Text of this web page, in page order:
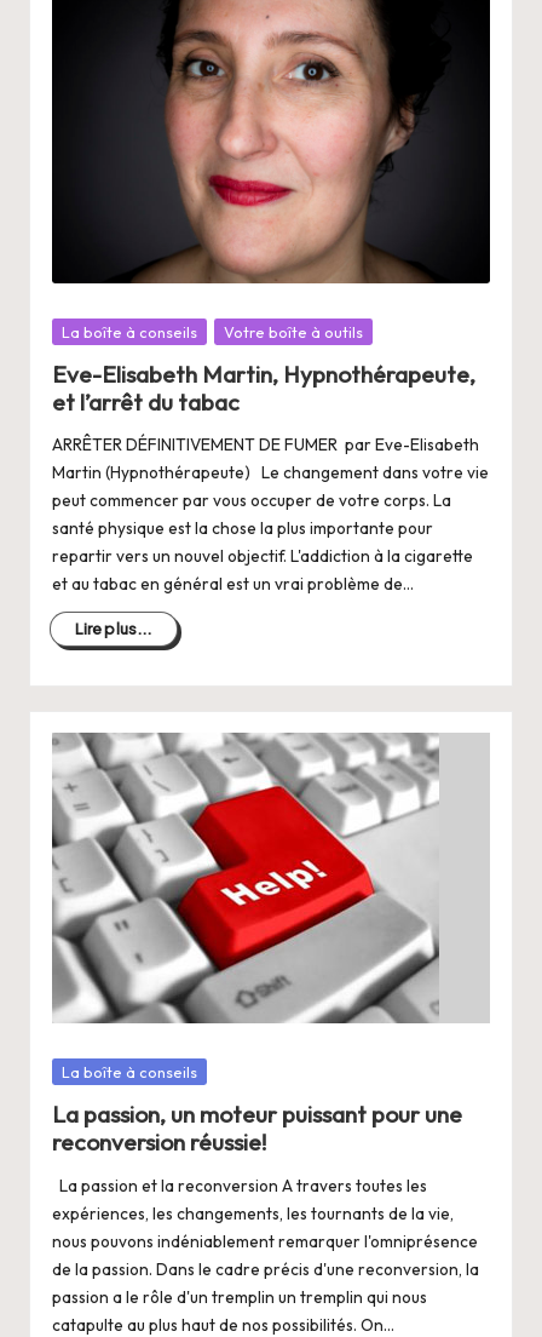
Posté
La boîte à conseils Votre boîte à outils
Eve-Elisabeth Martin, Hypnothérapeute,
et l’arrêt du tabac
ARRÊTER DÉFINITIVEMENT DE FUMER par Eve-Elisabeth
Martin (Hypnothérapeute) Le changement dans votre vie
peut commencer par vous occuper de votre corps. La
santé physique est la chose la plus importante pour
repartir vers un nouvel objectif. L'addiction à la cigarette
et au tabac en général est un vrai problème de…
Lire plus...
Posté
La boîte à conseils
La passion, un moteur puissant pour une
reconversion réussie!
La passion et la reconversion A travers toutes les
expériences, les changements, les tournants de la vie,
nous pouvons indéniablement remarquer l'omniprésence
de la passion. Dans le cadre précis d'une reconversion, la
passion a le rôle d'un tremplin un tremplin qui nous
catapulte au plus haut de nos possibilités. On…